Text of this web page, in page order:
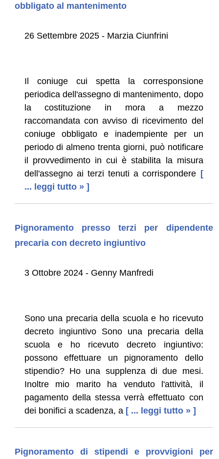
obbligato al mantenimento
26 Settembre 2025 - Marzia Ciunfrini
Il coniuge cui spetta la corresponsione
periodica dell'assegno di mantenimento, dopo
la costituzione in mora a mezzo
raccomandata con avviso di ricevimento del
coniuge obbligato e inadempiente per un
periodo di almeno trenta giorni, può notificare
il provvedimento in cui è stabilita la misura
dell'assegno ai terzi tenuti a corrispondere [
... leggi tutto » ]
Pignoramento presso terzi per dipendente
precaria con decreto ingiuntivo
3 Ottobre 2024 - Genny Manfredi
Sono una precaria della scuola e ho ricevuto
decreto ingiuntivo Sono una precaria della
scuola e ho ricevuto decreto ingiuntivo:
possono effettuare un pignoramento dello
stipendio? Ho una supplenza di due mesi.
Inoltre mio marito ha venduto l'attività, il
pagamento della stessa verrà effettuato con
dei bonifici a scadenza, a [ ... leggi tutto » ]
Pignoramento di stipendi e provvigioni per